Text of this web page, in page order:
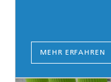
MEHR ERFAHREN